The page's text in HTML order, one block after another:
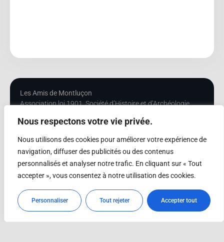
Nous respectons votre vie privée.
Nous utilisons des cookies pour améliorer votre expérience de
navigation, diffuser des publicités ou des contenus
personnalisés et analyser notre trafic. En cliquant sur « Tout
accepter », vous consentez à notre utilisation des cookies.
Personnaliser Tout rejeter Accepter tout
Les Amis de Montluçon
Association loi 1901, Société d’Histoire et d’Archéologie
Contact
Effectuer une recherche
bibliothèque
Rechercher et consulter une
S'informer
Montluçon
Réglement de consultation de la